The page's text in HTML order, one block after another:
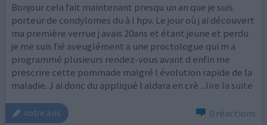
Bonjour cela fait maintenant presqu un an que je suis
porteur de condylomes du à l hpv. Le jour où j ai découvert
ma première verrue j avais 20ans et étant jeune et perdu
je me suis fié aveuglément a une proctologue qui m a
programmé plusieurs rendez-vous avant d enfin me
prescrire cette pommade malgré l évolution rapide de la
maladie. J ai donc du appliqué l aldara en crè ...lire la suite
votre avis 0 réactions